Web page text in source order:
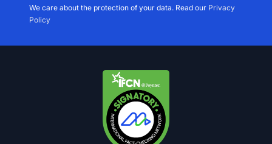
We care about the protection of your data. Read our Privacy
Policy